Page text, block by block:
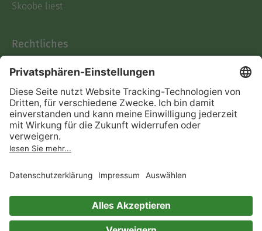
Skoobe liest
Rechtliches
AGB
Informationen nach Data
Act
Verträge hier kündigen
Impressum
Immer ein gutes Buch